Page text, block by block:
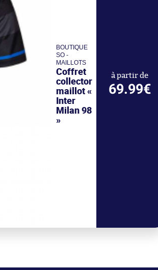
BOUTIQUE
SO -
MAILLOTS
Coffret
collector
maillot «
Inter
Milan 98
»
à partir de
69.99€